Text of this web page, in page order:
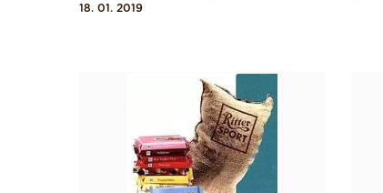
18. 01. 2019